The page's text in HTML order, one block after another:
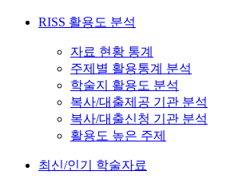
RISS 활용도 분석
자료 현황 통계
주제별 활용통계 분석
학술지 활용도 분석
복사/대출제공 기관 분석
복사/대출신청 기관 분석
활용도 높은 주제
최신/인기 학술자료